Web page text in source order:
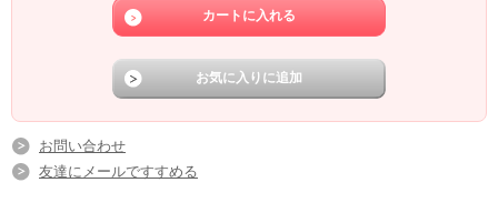
お問い合わせ
友達にメールですすめる